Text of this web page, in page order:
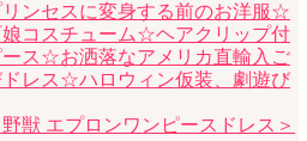
ンセスに変身する前のお洋服☆
コスチューム☆ヘアクリップ付
ース☆お洒落なアメリカ直輸入ご
ドレス☆ハロウィン仮装、劇遊び
野獣 エプロンワンピースドレス＞